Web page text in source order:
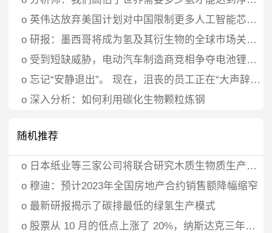
o 英伟达放弃美国计划对中国限制更多人工智能芯片的报道
o 研报：墨西哥将成为氢及其衍生物的全球市场关键参与者
o 受到短缺威胁，电动汽车制造商竞相争夺电池锂供应
o 忘记“安静退出”。 现在，沮丧的员工正在“大声辞职”——对于企业领导者来说，辞职趋势更糟
o 深入分析：如何利用碳化生物颗粒炼钢
随机推荐
o 日本纸业等三家公司将联合研究木质生物质生产生物乙醇
o 穆迪：预计2023年全国房地产合约销售额降幅缩窄
o 最新研报揭示了碳排最低的绿氢生产模式
o 股票从 10 月的低点上涨了 20%，纳斯达克三年来首次进入牛市